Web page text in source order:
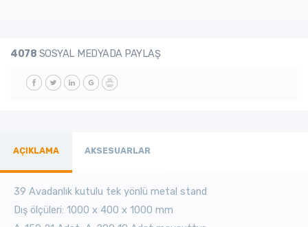
4078 SOSYAL MEDYADA PAYLAŞ
AÇIKLAMA AKSESUARLAR
39 Avadanlık kutulu tek yönlü metal stand
Dış ölçüleri: 1000 x 400 x 1000 mm